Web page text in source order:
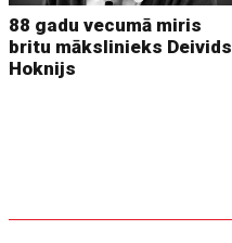
88 gadu vecumā miris
britu mākslinieks Deivids
Hoknijs